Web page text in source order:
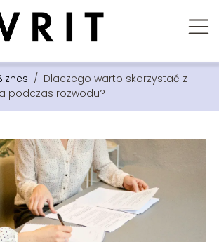
/ Dlaczego warto skorzystać z
podczas rozwodu?